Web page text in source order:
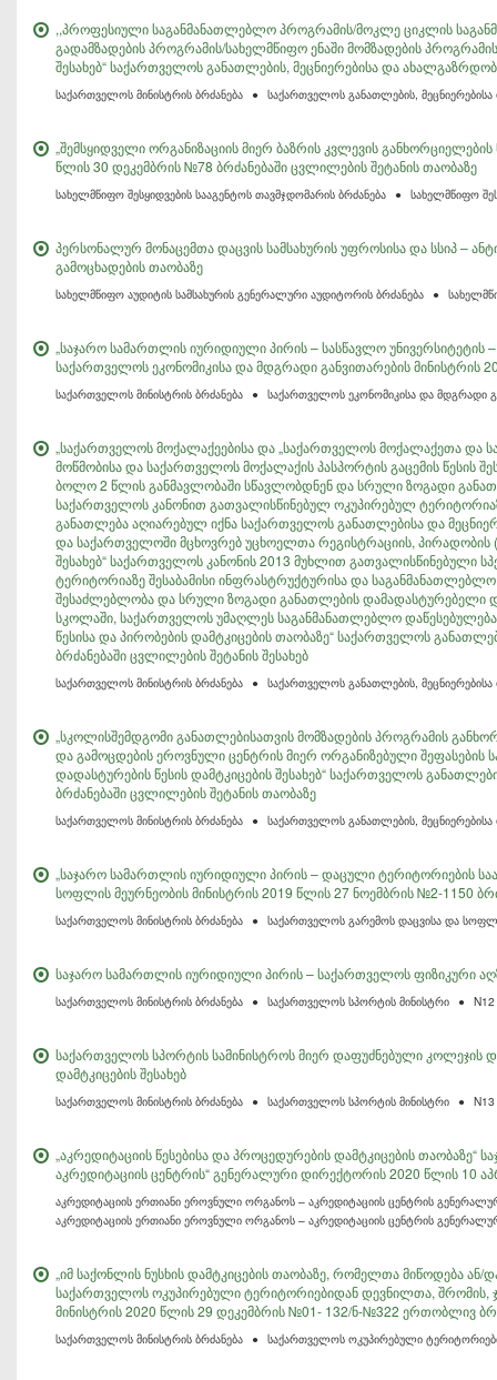
,,პროფესიული საგანმანათლებლო პროგრამის/მოკლე ციკლის
გადამზადების პროგრამის/სახელმწიფო ენაში მომზადების
შესახებ“ საქართველოს განათლების, მეცნიერებისა და
საქართველოს მინისტრის ბრძანება ● საქართველოს განათლების,
„შემსყიდველი ორგანიზაციის მიერ ბაზრის კვლევის
წლის 30 დეკემბრის №78 ბრძანებაში ცვლილების შეტანის თაობაზე
სახელმწიფო შესყიდვების სააგენტოს თავმჯდომარის ბრძანება ● სახელმწიფო
პერსონალურ მონაცემთა დაცვის სამსახურის უფროსისა და სსიპ
გამოცხადების თაობაზე
სახელმწიფო აუდიტის სამსახურის გენერალური აუდიტორის ბრძანება ●
„საჯარო სამართლის იურიდიული პირის – სასწავლო უნივერსიტეტის –
საქართველოს ეკონომიკისა და მდგრადი განვითარების მინისტრის
საქართველოს მინისტრის ბრძანება ● საქართველოს ეკონომიკისა და მდგრადი
„საქართველოს მოქალაქეებისა და „საქართველოს მოქალაქეთა და
მოწმობისა და საქართველოს მოქალაქის პასპორტის გაცემის წესის
ბოლო 2 წლის განმავლობაში სწავლობდნენ და სრული ზოგადი
საქართველოს კანონით გათვალისწინებულ ოკუპირებულ
განათლება აღიარებულ იქნა საქართველოს განათლებისა და
და საქართველოში მცხოვრებ უცხოელთა რეგისტრაციის, პირადობის
შესახებ“ საქართველოს კანონის 2013 მუხლით გათვალისწინებული
ტერიტორიაზე შესაბამისი ინფრასტრუქტურისა და
შესაძლებლობა და სრული ზოგადი განათლების დამადასტურებელი
სკოლაში, საქართველოს უმაღლეს საგანმანათლებლო
წესისა და პირობების დამტკიცების თაობაზე“ საქართველოს
ბრძანებაში ცვლილების შეტანის შესახებ
საქართველოს მინისტრის ბრძანება ● საქართველოს განათლების,
„სკოლისშემდგომი განათლებისათვის მომზადების პროგრამის
და გამოცდების ეროვნული ცენტრის მიერ ორგანიზებული
დადასტურების წესის დამტკიცების შესახებ“ საქართველოს
ბრძანებაში ცვლილების შეტანის თაობაზე
საქართველოს მინისტრის ბრძანება ● საქართველოს განათლების,
„საჯარო სამართლის იურიდიული პირის – დაცული ტერიტორიების
სოფლის მეურნეობის მინისტრის 2019 წლის 27 ნოემბრის №2-1150
საქართველოს მინისტრის ბრძანება ● საქართველოს გარემოს დაცვისა და
საჯარო სამართლის იურიდიული პირის – საქართველოს ფიზიკური
საქართველოს მინისტრის ბრძანება ● საქართველოს სპორტის მინისტრი ● N12
საქართველოს სპორტის სამინისტროს მიერ დაფუძნებული კოლეჯის
დამტკიცების შესახებ
საქართველოს მინისტრის ბრძანება ● საქართველოს სპორტის მინისტრი ● N13
„აკრედიტაციის წესებისა და პროცედურების დამტკიცების
აკრედიტაციის ცენტრის“ გენერალური დირექტორის 2020 წლის 10
აკრედიტაციის ერთიანი ეროვნული ორგანოს – აკრედიტაციის ცენტრის
აკრედიტაციის ერთიანი ეროვნული ორგანოს – აკრედიტაციის ცენტრის
„იმ საქონლის ნუსხის დამტკიცების თაობაზე, რომელთა მიწოდება
საქართველოს ოკუპირებული ტერიტორიებიდან დევნილთა, შრომის,
მინისტრის 2020 წლის 29 დეკემბრის №01- 132/ნ-№322 ერთობლივ
საქართველოს მინისტრის ბრძანება ● საქართველოს ოკუპირებული